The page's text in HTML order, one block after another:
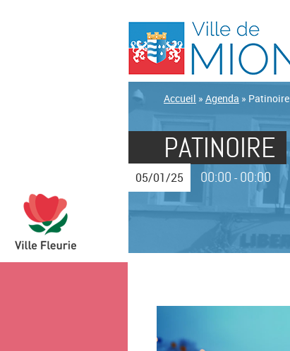
Accueil » Agenda » Patinoire
PATINOIRE
05/01/25 00:00 - 00:00